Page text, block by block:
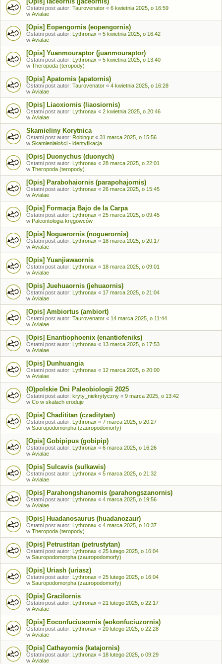
Ostatni post autor: Taurovenator « 6 kwietnia 2025, o 16:59
w Avialae
[Opis] Eopengornis (eopengornis)
Ostatni post autor: Lythronax « 5 kwietnia 2025, o 16:42
w Avialae
[Opis] Yuanmouraptor (juanmouraptor)
Ostatni post autor: Lythronax « 5 kwietnia 2025, o 13:40
w Theropoda (teropody)
[Opis] Apatornis (apatornis)
Ostatni post autor: Taurovenator « 4 kwietnia 2025, o 16:28
w Avialae
[Opis] Liaoxiornis (liaosiornis)
Ostatni post autor: Lythronax « 2 kwietnia 2025, o 20:46
w Avialae
Skamieliny Korytnica
Ostatni post autor: Robingut « 31 marca 2025, o 15:56
w Skamieniałości - identyfikacja
[Opis] Duonychus (duonych)
Ostatni post autor: Lythronax « 28 marca 2025, o 22:01
w Theropoda (teropody)
[Opis] Parabohaiornis (parapohajornis)
Ostatni post autor: Lythronax « 26 marca 2025, o 15:45
w Avialae
[Opis] Formacja Bajo de la Carpa
Ostatni post autor: Lythronax « 25 marca 2025, o 09:45
w Paleontologia kręgowców
[Opis] Noguerornis (noguerornis)
Ostatni post autor: Lythronax « 18 marca 2025, o 20:17
w Avialae
[Opis] Yuanjiawaornis
Ostatni post autor: Lythronax « 18 marca 2025, o 09:01
w Avialae
[Opis] Juehuaornis (jehuaornis)
Ostatni post autor: Lythronax « 17 marca 2025, o 21:04
w Avialae
[Opis] Ambiortus (ambiort)
Ostatni post autor: Taurovenator « 14 marca 2025, o 11:44
w Avialae
[Opis] Enantiophoenix (enantiofeniks)
Ostatni post autor: Lythronax « 13 marca 2025, o 17:53
w Avialae
[Opis] Dunhuangia
Ostatni post autor: Lythronax « 12 marca 2025, o 20:00
w Avialae
(O)polskie Dni Paleobiologii 2025
Ostatni post autor: kryty_niekrytyczny « 9 marca 2025, o 13:42
w Co w skałach eroduje
[Opis] Chadititan (czaditytan)
Ostatni post autor: Lythronax « 7 marca 2025, o 20:27
w Sauropodomorpha (zauropodomorfy)
[Opis] Gobipipus (gobipip)
Ostatni post autor: Lythronax « 6 marca 2025, o 16:26
w Avialae
[Opis] Sulcavis (sulkawis)
Ostatni post autor: Lythronax « 5 marca 2025, o 21:32
w Avialae
[Opis] Parahongshanornis (parahongszanornis)
Ostatni post autor: Lythronax « 4 marca 2025, o 19:56
w Avialae
[Opis] Huadanosaurus (huadanozaur)
Ostatni post autor: Lythronax « 4 marca 2025, o 10:37
w Theropoda (teropody)
[Opis] Petrustitan (petrustytan)
Ostatni post autor: Lythronax « 25 lutego 2025, o 16:04
w Sauropodomorpha (zauropodomorfy)
[Opis] Uriash (uriasz)
Ostatni post autor: Lythronax « 25 lutego 2025, o 16:04
w Sauropodomorpha (zauropodomorfy)
[Opis] Gracilornis
Ostatni post autor: Lythronax « 21 lutego 2025, o 22:17
w Avialae
[Opis] Eoconfuciusornis (eokonfuciuzornis)
Ostatni post autor: Lythronax « 20 lutego 2025, o 22:28
w Avialae
[Opis] Cathayornis (katajornis)
Ostatni post autor: Lythronax « 18 lutego 2025, o 09:29
w Avialae